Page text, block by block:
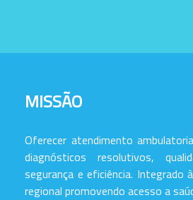
MISSÃO
Oferecer atendimento
diagnósticos resolutivos,
segurança e eficiência. Integrado
regional promovendo acesso a